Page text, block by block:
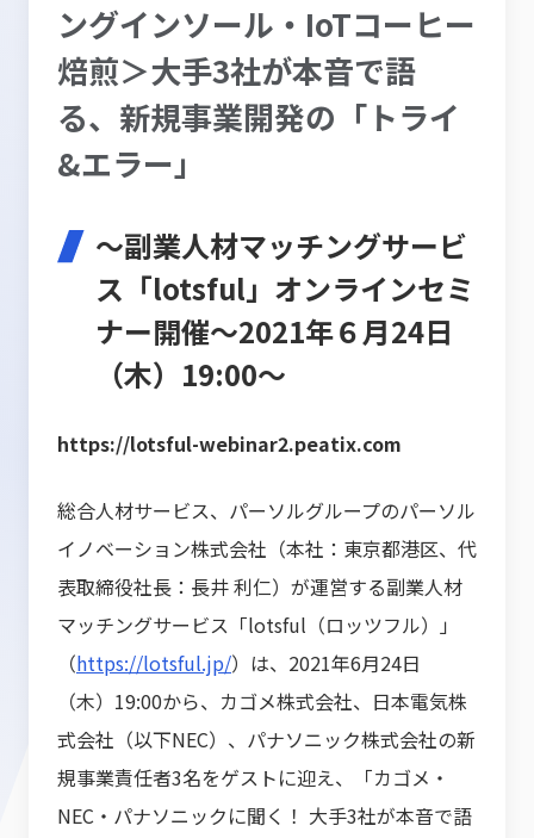
ングインソール・IoTコーヒー
焙煎＞大手3社が本音で語
る、新規事業開発の「トライ
&エラー」
～副業人材マッチングサービ
ス「lotsful」オンラインセミ
ナー開催～2021年６月24日
（木）19:00～
https://lotsful-webinar2.peatix.com
総合人材サービス、パーソルグループのパーソル
イノベーション株式会社（本社：東京都港区、代
表取締役社長：長井 利仁）が運営する副業人材
マッチングサービス「lotsful（ロッツフル）」
（https://lotsful.jp/）は、2021年6月24日
（木）19:00から、カゴメ株式会社、日本電気株
式会社（以下NEC）、パナソニック株式会社の新
規事業責任者3名をゲストに迎え、「カゴメ・
NEC・パナソニックに聞く！ 大手3社が本音で語